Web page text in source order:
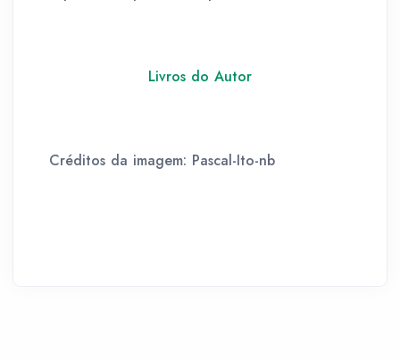
Livros do Autor
Créditos da imagem: Pascal-Ito-nb